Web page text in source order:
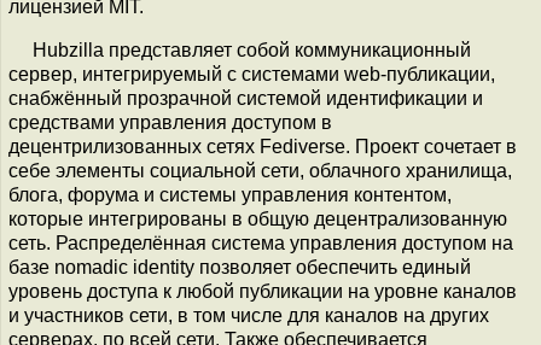
лицензией MIT.
Hubzilla представляет собой коммуникационный
сервер, интегрируемый с системами web-публикации,
снабжённый прозрачной системой идентификации и
средствами управления доступом в
децентрилизованных сетях Fediverse. Проект сочетает в
себе элементы социальной сети, облачного хранилища,
блога, форума и системы управления контентом,
которые интегрированы в общую децентрализованную
сеть. Распределённая система управления доступом на
базе nomadic identity позволяет обеспечить единый
уровень доступа к любой публикации на уровне каналов
и участников сети, в том числе для каналов на других
серверах, по всей сети. Также обеспечивается